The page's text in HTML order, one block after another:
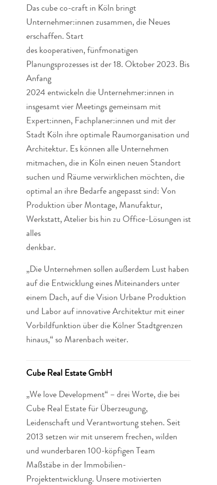
Das cube co-craft in Köln bringt
Unternehmer:innen zusammen, die Neues
erschaffen. Start
des kooperativen, fünfmonatigen
Planungsprozesses ist der 18. Oktober 2023. Bis
Anfang
2024 entwickeln die Unternehmer:innen in
insgesamt vier Meetings gemeinsam mit
Expert:innen, Fachplaner:innen und mit der
Stadt Köln ihre optimale Raumorganisation und
Architektur. Es können alle Unternehmen
mitmachen, die in Köln einen neuen Standort
suchen und Räume verwirklichen möchten, die
optimal an ihre Bedarfe angepasst sind: Von
Produktion über Montage, Manufaktur,
Werkstatt, Atelier bis hin zu Office-Lösungen ist
alles
denkbar.
„Die Unternehmen sollen außerdem Lust haben
auf die Entwicklung eines Miteinanders unter
einem Dach, auf die Vision Urbane Produktion
und Labor auf innovative Architektur mit einer
Vorbildfunktion über die Kölner Stadtgrenzen
hinaus,“ so Marenbach weiter.
Cube Real Estate GmbH
„We love Development“ – drei Worte, die bei
Cube Real Estate für Überzeugung,
Leidenschaft und Verantwortung stehen. Seit
2013 setzen wir mit unserem frechen, wilden
und wunderbaren 100-köpfigen Team
Maßstäbe in der Immobilien-
Projektentwicklung. Unsere motivierten